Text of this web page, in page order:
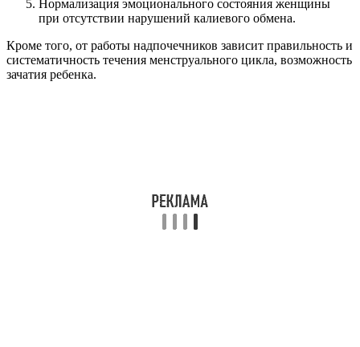
Нормализация эмоционального состояния женщины
при отсутствии нарушений калиевого обмена.
Кроме того, от работы надпочечников зависит правильность и
систематичность течения менструального цикла, возможность
зачатия ребенка.